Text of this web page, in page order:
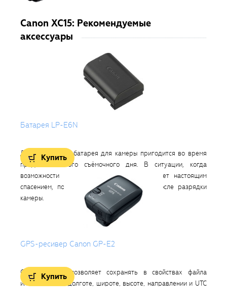
Canon XC15: Рекомендуемые
аксессуары
Батарея LP-E6N
Дополнительная батарея для камеры пригодится во время
продолжительного съёмочного дня. В ситуации, когда
возможности зарядки ограничены, она станет настоящим
спасением, позволяя продолжить съёмку после разрядки
камеры.
Купить
GPS-ресивер Canon GP-E2
GPS-приемник позволяет сохранять в свойствах файла
информацию о долготе, широте, высоте, направлении и UTC
Купить